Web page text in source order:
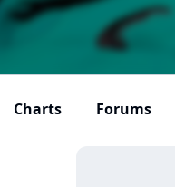
Charts Forums